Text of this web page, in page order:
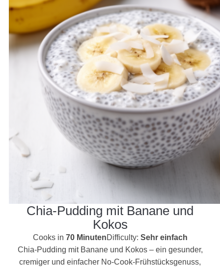
Chia-Pudding mit Banane und
Kokos
Cooks in 70 MinutenDifficulty: Sehr einfach
Chia-Pudding mit Banane und Kokos – ein gesunder,
cremiger und einfacher No-Cook-Frühstücksgenuss,